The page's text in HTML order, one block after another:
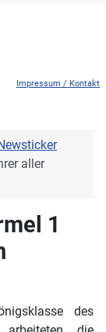
Impressum / Kontakt
aller
1
des